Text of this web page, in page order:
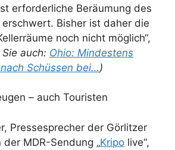
erforderliche Beräumung des
Bisher ist daher die
noch nicht möglich“,
auch: Ohio: Mindestens
Schüssen bei…)
– auch Touristen
Pressesprecher der Görlitzer
MDR-Sendung „Kripo live“,